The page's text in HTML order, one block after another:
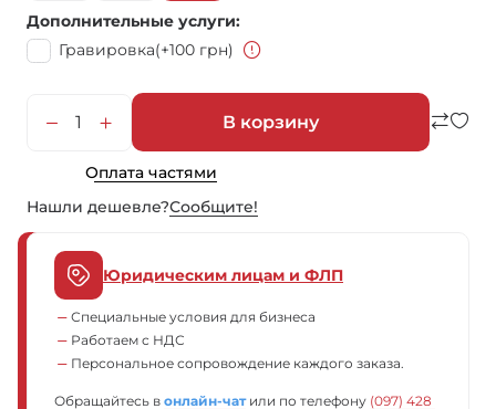
Дополнительные услуги
Гравировка(+100 грн)
В корзину
Оплата частями
Нашли дешевле?Сообщите!
Юридическим лицам и ФЛП
Специальные условия для бизнеса
Работаем с НДС
Персональное сопровождение каждого заказа.
Обращайтесь в онлайн-чатили по телефону (097) 428